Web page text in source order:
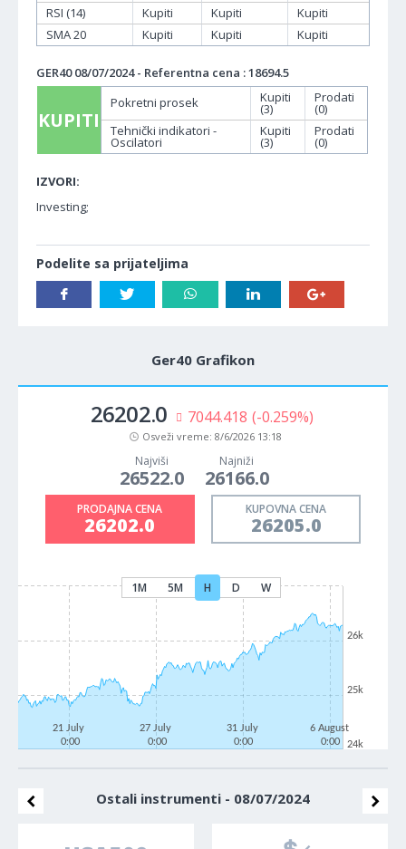
RSI (14)
Kupiti Kupiti
Kupiti
SMA 20
Kupiti Kupiti Kupiti
GER40 08/07/2024 - Referentna cena : 18694.5
KUPITI
Pokretni prosek Kupiti
(3)
Prodati
(0)
Tehnički indikatori -
Oscilatori
Kupiti
(3)
Prodati
(0)
IZVORI:
Investing;
Podelite sa prijateljima
Ger40 Grafikon
26202.0 7044.418 (-0.259%)
Osveži vreme: 8/6/2026 13:18
Najviši
26522.0
Najniži
26166.0
PRODAJNA CENA
26202.0
KUPOVNA CENA
26205.0
1M 5M H D W
21 July
0:00
27 July
0:00
31 July
0:00
6 August
0:00
24k
25k
26k
Ostali instrumenti - 08/07/2024